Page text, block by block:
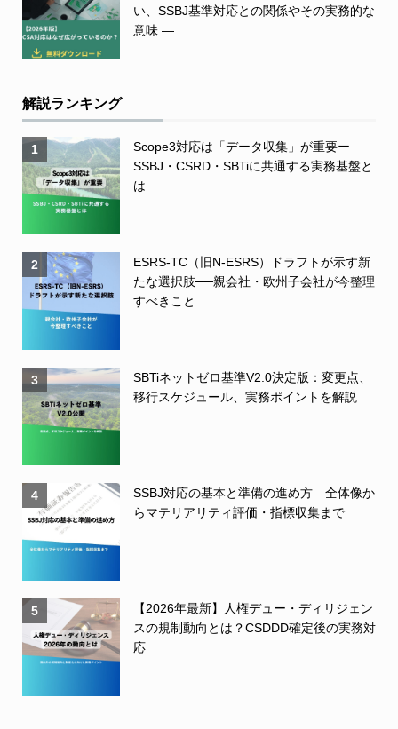
い、SSBJ基準対応との関係やその実務的な
意味 ―
解説ランキング
1
Scope3対応は「データ収集」が重要ー
SSBJ・CSRD・SBTiに共通する実務基盤と
は
2
ESRS-TC（旧N-ESRS）ドラフトが示す新
たな選択肢──親会社・欧州子会社が今整理
すべきこと
3
SBTiネットゼロ基準V2.0決定版：変更点、
移行スケジュール、実務ポイントを解説
4
SSBJ対応の基本と準備の進め方 全体像か
らマテリアリティ評価・指標収集まで
5
【2026年最新】人権デュー・ディリジェン
スの規制動向とは？CSDDD確定後の実務対
応